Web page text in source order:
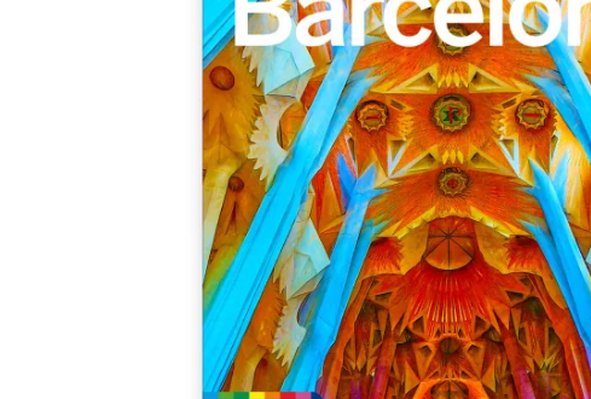
Aktivity / Samolepky
Rozprávky a príbehy
Lacné knihy